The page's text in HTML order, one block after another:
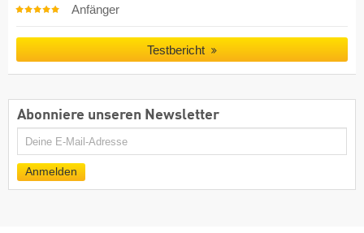
Anfänger
Testbericht
Abonniere unseren Newsletter
E-
Anmelden